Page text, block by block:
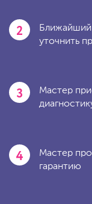
2
Ближайший
уточнить
3
Мастер
4
Мастер
гарантию